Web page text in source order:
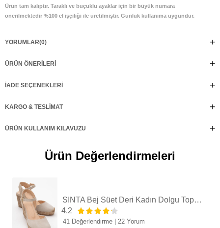
Ürün tam kalıptır. Taraklı ve buçuklu ayaklar için bir büyük numara
önerilmektedir %100 el işçiliği ile üretilmiştir. Günlük kullanıma uygundur.
YORUMLAR(0)
ÜRÜN ÖNERILERI
İADE SEÇENEKLERI
KARGO & TESLIMAT
ÜRÜN KULLANIM KILAVUZU
Ürün Değerlendirmeleri
SİNTA Bej Süet Deri Kadın Dolgu Topuk Sandalet
4.2
41 Değerlendirme | 22 Yorum